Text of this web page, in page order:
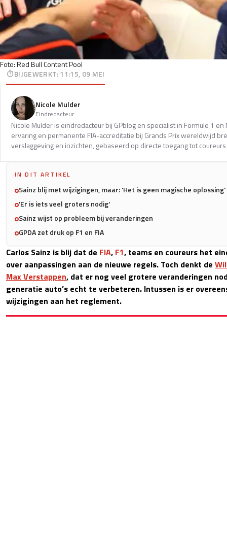
Foto: Red Bull Content Pool
BIJGEWERKT:11:15, 09 MEI
Nicole Mulder
Eindredacteur
Nicole Mulder is eindredacteur bij GPblog en specialist in Formule 1 en
ervaring en permanente FIA-accreditatie bij Grands Prix wereldwijd
verslaggeving en inzichten, gebaseerd op directe toegang tot
IN DIT ARTIKEL
Sainz blij met wijzigingen, maar: 'Het is geen magische oplossing'
'Er is iets veel groters nodig'
Sainz wijst op probleem bij veranderingen
GPDA zet druk op F1 en FIA
Carlos Sainz is blij dat de FIA, F1, teams en coureurs het
over aanpassingen aan de nieuwe regels. Toch denkt de
Max Verstappen, dat er nog veel grotere veranderingen
generatie auto’s echt te verbeteren. Intussen is er
wijzigingen aan het reglement.